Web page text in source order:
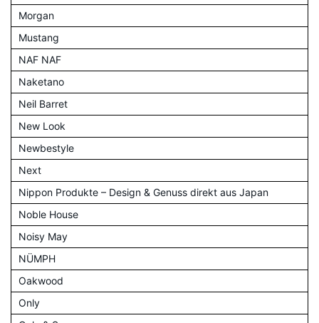
Morgan
Mustang
NAF NAF
Naketano
Neil Barret
New Look
Newbestyle
Next
Nippon Produkte – Design & Genuss direkt aus Japan
Noble House
Noisy May
NÜMPH
Oakwood
Only